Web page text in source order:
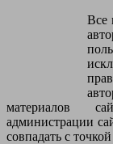
Все
материалов
администрации
совпадать с